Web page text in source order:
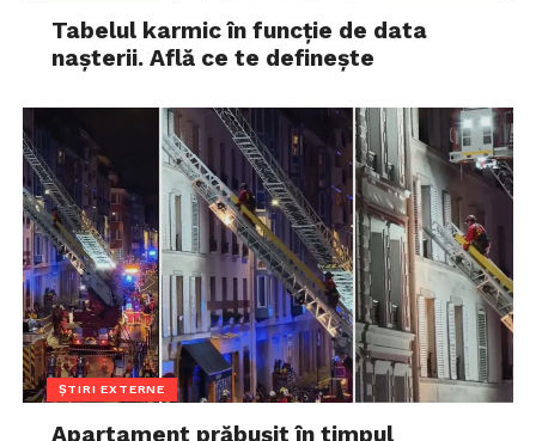
Tabelul karmic în funcție de data
nașterii. Află ce te definește
ȘTIRI EXTERNE
Apartament prăbușit în timpul